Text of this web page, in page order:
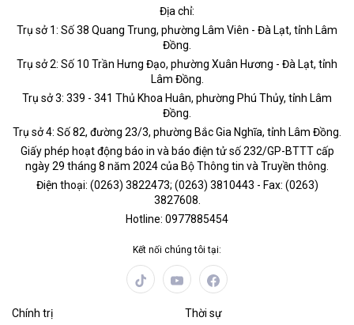
Địa chỉ:
Trụ sở 1: Số 38 Quang Trung, phường Lâm Viên - Đà Lạt, tỉnh Lâm
Đồng.
Trụ sở 2: Số 10 Trần Hưng Đạo, phường Xuân Hương - Đà Lạt, tỉnh
Lâm Đồng.
Trụ sở 3: 339 - 341 Thủ Khoa Huân, phường Phú Thủy, tỉnh Lâm
Đồng.
Trụ sở 4: Số 82, đường 23/3, phường Bắc Gia Nghĩa, tỉnh Lâm Đồng.
Giấy phép hoạt động báo in và báo điện tử số 232/GP-BTTT cấp
ngày 29 tháng 8 năm 2024 của Bộ Thông tin và Truyền thông.
Điện thoại: (0263) 3822473; (0263) 3810443 - Fax: (0263)
3827608.
Hotline: 0977885454
Kết nối chúng tôi tại:
Chính trị Thời sự